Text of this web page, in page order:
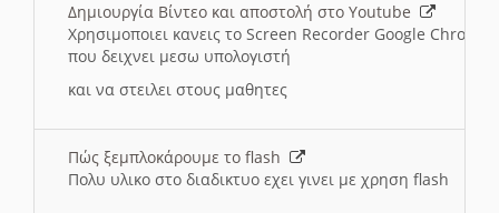
Δημιουργία Βίντεο και αποστολή στο Youtube
Χρησιμοποιει κανεις το Screen Recorder Google Chrome
που δειχνει μεσω υπολογιστή
και να στειλει στους μαθητες
Πώς ξεμπλοκάρουμε το flash
Πολυ υλικο στο διαδικτυο εχει γινει με χρηση flash